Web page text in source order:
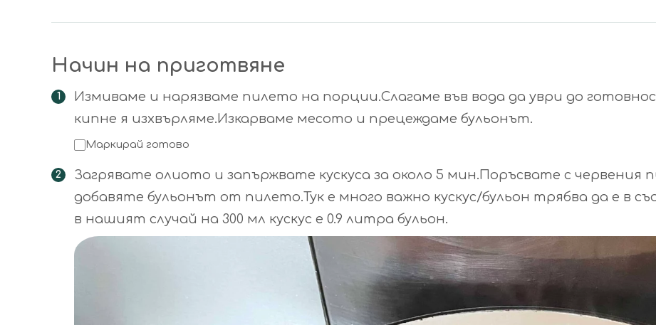
Начин на приготвяне
Измиваме и нарязваме пилето на порции.Слагаме във вода да уври до
кипне я изхвърляме.Изкарваме месото и прецеждаме бульонът.
Маркирай готово
Загрявате олиото и запържвате кускуса за около 5 мин.Поръсвате с червения
добавяте бульонът от пилето.Тук е много важно кускус/бульон трябва да е в
в нашият случай на 300 мл кускус е 0.9 литра бульон.